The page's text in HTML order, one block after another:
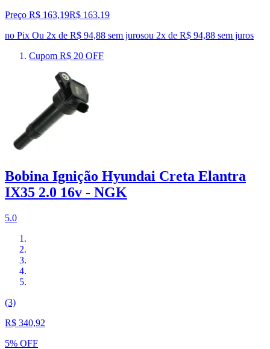
Preço R$ 163,19R$ 163,19
no Pix Ou 2x de R$ 94,88 sem jurosou 2x de R$ 94,88 sem juros
Cupom R$ 20 OFF
Bobina Ignição Hyundai Creta Elantra
IX35 2.0 16v - NGK
5.0
(3)
R$ 340,92
5% OFF